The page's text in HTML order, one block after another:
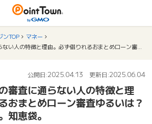
ンTOP
マネー
公開日:2025.04.13 更新日:2025.06.04
審査に通らない人の特徴と理
おまとめローン審査ゆるいは？
知恵袋。